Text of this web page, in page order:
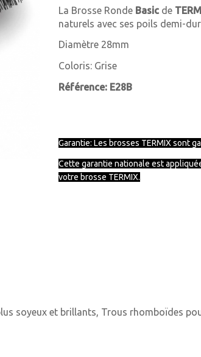
La Brosse Ronde Basic de
naturels avec ses poils demi-
Diamètre 28mm
Coloris: Grise
Référence: E28B
Garantie: Les brosses TERMIX sont
Cette garantie nationale est
votre brosse TERMIX.
soyeux et brillants, Trous rhomboïdes